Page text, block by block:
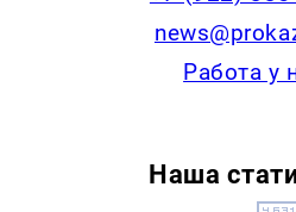
Работа у
Наша